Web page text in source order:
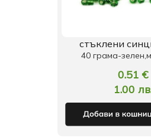
стъклени
40 грама-
0.51 €
1.00